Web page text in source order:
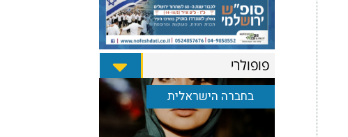
פופולרי
בחברה הישראלית